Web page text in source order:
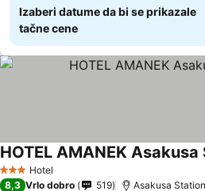
Izaberi datume da bi se prikazale
tačne cene
3 Zvezdice
Hotel
HOTEL AMANEK
8,3 Vrlo dobro 519 Asakusa